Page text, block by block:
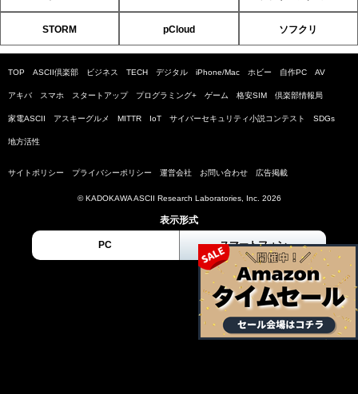
STORM pCloud ソフクリ
TOP ASCII倶楽部 ビジネス TECH デジタル iPhone/Mac ホビー 自作PC AV
アキバ スマホ スタートアップ プログラミング+ ゲーム 格安SIM 倶楽部情報局
家電ASCII アスキーグルメ MITTR IoT サイバーセキュリティ小説コンテスト SDGs
地方活性
サイトポリシー プライバシーポリシー 運営会社 お問い合わせ 広告掲載
© KADOKAWA ASCII Research Laboratories, Inc. 2026
表示形式
PC スマートフォン